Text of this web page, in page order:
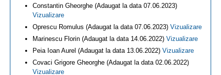
Constantin Gheorghe (Adaugat la data 07.06.2023)
Vizualizare
Oprescu Romulus (Adaugat la data 07.06.2023) Vizualizare
Marinescu Florin (Adaugat la data 14.06.2022) Vizualizare
Peia Ioan Aurel (Adaugat la data 13.06.2022) Vizualizare
Covaci Grigore Gheorghe (Adaugat la data 02.06.2022)
Vizualizare